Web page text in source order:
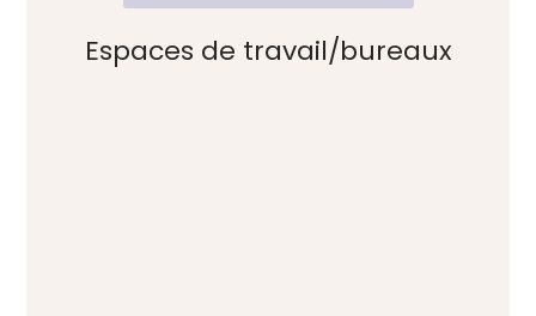
Espaces de travail/bureaux